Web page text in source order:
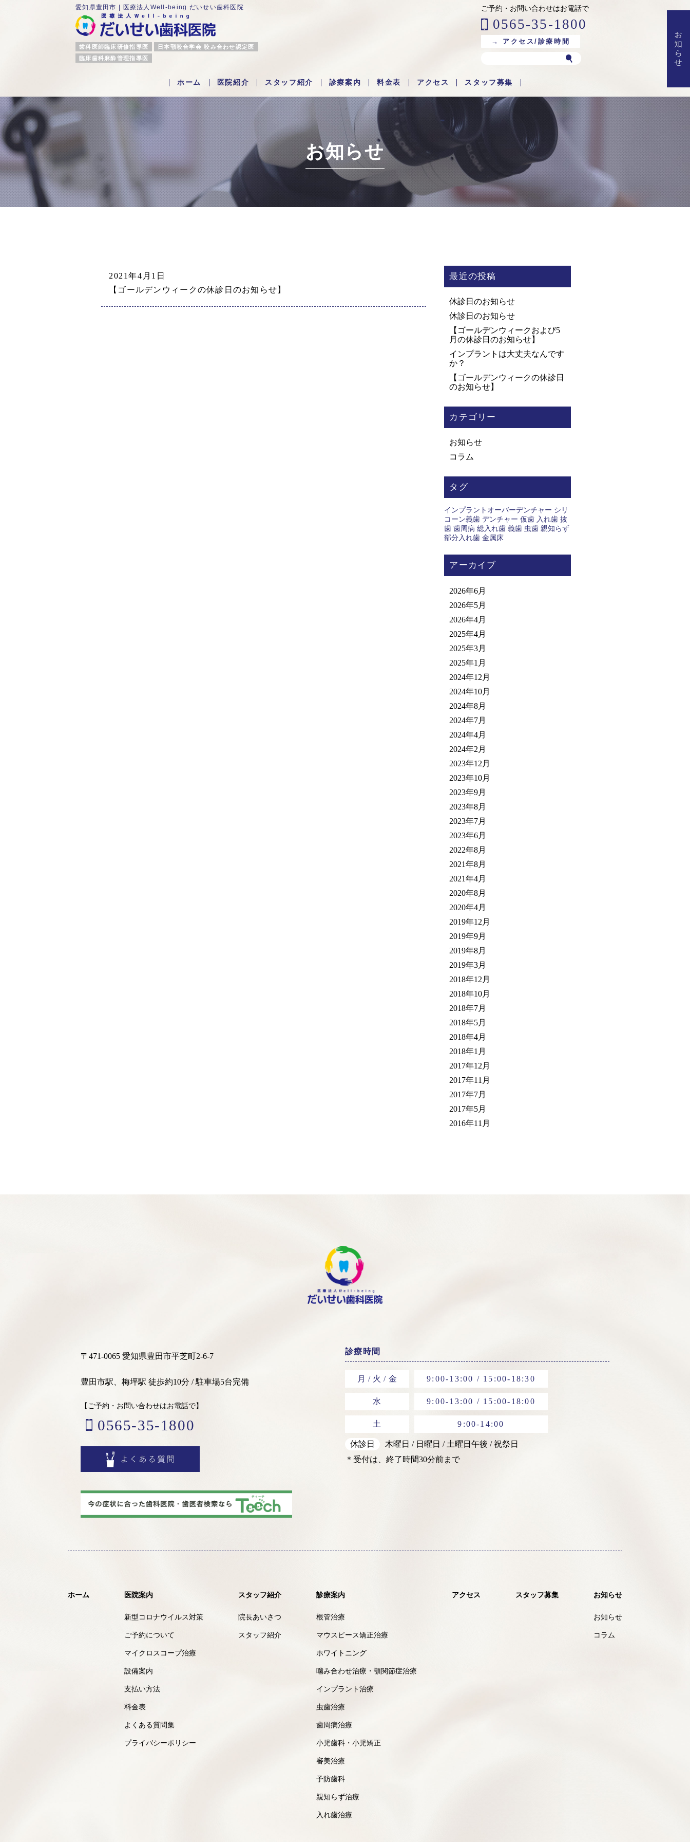
愛知県豊田市 | 医療法人Well-being だいせい歯科医院
歯科医師臨床研修指導医
日本顎咬合学会 咬み合わせ認定医
臨床歯科麻酔管理指導医
ご予約・お問い合わせはお電話で
0565-35-1800
→ アクセス/診療時間
ホーム 医院紹介 スタッフ紹介 診療案内 料金表 アクセス スタッフ募集
お知らせ
2021年4月1日
【ゴールデンウィークの休診日のお知らせ】
最近の投稿
休診日のお知らせ
休診日のお知らせ
【ゴールデンウィークおよび5
月の休診日のお知らせ】
インプラントは大丈夫なんです
か？
【ゴールデンウィークの休診日
のお知らせ】
カテゴリー
お知らせ
コラム
タグ
インプラントオーバーデンチャー シリ
コーン義歯 デンチャー 仮歯 入れ歯 抜
歯 歯周病 総入れ歯 義歯 虫歯 親知らず
部分入れ歯 金属床
アーカイブ
2026年6月
2026年5月
2026年4月
2025年4月
2025年3月
2025年1月
2024年12月
2024年10月
2024年8月
2024年7月
2024年4月
2024年2月
2023年12月
2023年10月
2023年9月
2023年8月
2023年7月
2023年6月
2022年8月
2021年8月
2021年4月
2020年8月
2020年4月
2019年12月
2019年9月
2019年8月
2019年3月
2018年12月
2018年10月
2018年7月
2018年5月
2018年4月
2018年1月
2017年12月
2017年11月
2017年7月
2017年5月
2016年11月
〒471-0065 愛知県豊田市平芝町2-6-7
豊田市駅、梅坪駅 徒歩約10分 / 駐車場5台完備
【ご予約・お問い合わせはお電話で】
0565-35-1800
診療時間
月 / 火 / 金 9:00-13:00 / 15:00-18:30
水 9:00-13:00 / 15:00-18:00
土 9:00-14:00
休診日
木曜日 / 日曜日 / 土曜日午後 / 祝祭日
＊受付は、終了時間30分前まで
ホーム 医院案内
新型コロナウイルス対策
ご予約について
マイクロスコープ治療
設備案内
支払い方法
料金表
よくある質問集
プライバシーポリシー
スタッフ紹介
院長あいさつ
スタッフ紹介
診療案内
根管治療
マウスピース矯正治療
ホワイトニング
噛み合わせ治療・顎関節症治療
インプラント治療
虫歯治療
歯周病治療
小児歯科・小児矯正
審美治療
予防歯科
親知らず治療
入れ歯治療
アクセス スタッフ募集 お知らせ
お知らせ
コラム